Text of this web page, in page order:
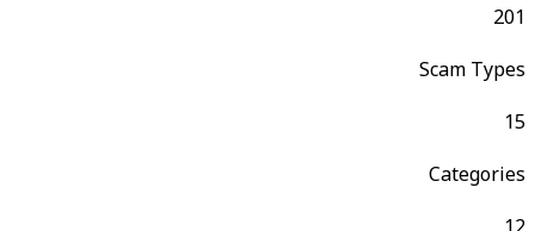
201
Scam Types
15
Categories